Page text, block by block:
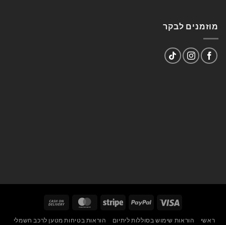
מוזמנים לבקר
Visa
PayPal
Stripe
MasterCard
ראשי הוראות שימוש בסוללות ליתיום
הוראות בטיחות מטען לרכב חשמלי